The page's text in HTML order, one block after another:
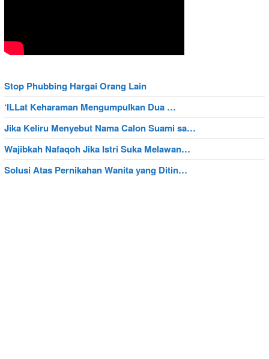
Stop Phubbing Hargai Orang Lain
‘ILLat Keharaman Mengumpulkan Dua …
Jika Keliru Menyebut Nama Calon Suami sa…
Wajibkah Nafaqoh Jika Istri Suka Melawan…
Solusi Atas Pernikahan Wanita yang Ditin…